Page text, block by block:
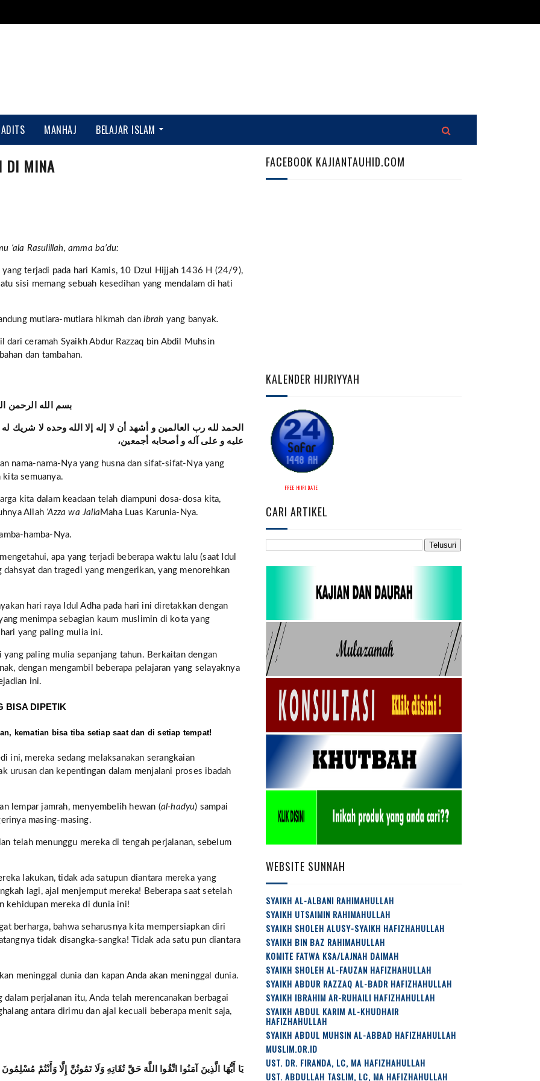
MANHAJ BELAJAR ISLAM
DI MINA
‘ala Rasulillah, amma ba’du:
yang terjadi pada hari Kamis, 10 Dzul Hijjah 1436 H (24/9),
sisi memang sebuah kesedihan yang mendalam di hati
mutiara-mutiara hikmah danibrah yang banyak.
ceramah Syaikh Abdur Razzaq bin Abdil Muhsin
dan tambahan.
بسم الله الرحمن
الحمد لله رب العالمين و أشهد أن لا إله إلا الله وحده لا
عليه و على آله و أصحابه أجمعين،
nama-nama-Nya yang husna dan sifat-sifat-Nya yang
kita semuanya.
kita dalam keadaan telah diampuni dosa-dosa kita,
Allah ‘Azza wa Jalla Maha Luas Karunia-Nya.
hamba-Nya.
apa yang terjadi beberapa waktu lalu (saat Idul
dan tragedi yang mengerikan, yang menorehkan
hari raya Idul Adha pada hari ini diretakkan dengan
menimpa sebagian kaum muslimin di kota yang
yang paling mulia ini.
paling mulia sepanjang tahun. Berkaitan dengan
dengan mengambil beberapa pelajaran yang selayaknya
ini.
BISA DIPETIK
kematian bisa tiba setiap saat dan di setiap tempat!
ini, mereka sedang melaksanakan serangkaian
urusan dan kepentingan dalam menjalani proses ibadah
lempar jamrah, menyembelih hewan (al-hadyu) sampai
masing-masing.
telah menunggu mereka di tengah perjalanan, sebelum
lakukan, tidak ada satupun diantara mereka yang
lagi, ajal menjemput mereka! Beberapa saat setelah
kehidupan mereka di dunia ini!
berharga, bahwa seharusnya kita mempersiapkan diri
tidak disangka-sangka! Tidak ada satu pun diantara
meninggal dunia dan kapan Anda akan meninggal dunia.
perjalanan itu, Anda telah merencanakan berbagai
antara dirimu dan ajal kecuali beberapa menit saja,
يَا أَيُّهَا الَّذِينَ آمَنُوا اتَّقُوا اللَّهَ حَقَّ تُقَاتِهِ وَلَا تَمُوتُنَّ إِلَّا وَأَنْتُمْ مُسْلِمُونَ
FACEBOOK KAJIANTAUHID.COM
KALENDER HIJRIYYAH
FREE HIJRI DATE
CARI ARTIKEL
WEBSITE SUNNAH
SYAIKH AL-ALBANI RAHIMAHULLAH
SYAIKH UTSAIMIN RAHIMAHULLAH
SYAIKH SHOLEH ALUSY-SYAIKH HAFIZHAHULLAH
SYAIKH BIN BAZ RAHIMAHULLAH
KOMITE FATWA KSA/LAJNAH DAIMAH
SYAIKH SHOLEH AL-FAUZAN HAFIZHAHULLAH
SYAIKH ABDUR RAZZAQ AL-BADR HAFIZHAHULLAH
SYAIKH IBRAHIM AR-RUHAILI HAFIZHAHULLAH
SYAIKH ABDUL KARIM AL-KHUDHAIR
HAFIZHAHULLAH
SYAIKH ABDUL MUHSIN AL-ABBAD HAFIZHAHULLAH
MUSLIM.OR.ID
UST. DR. FIRANDA, LC, MA HAFIZHAHULLAH
UST. ABDULLAH TASLIM, LC, MA HAFIZHAHULLAH